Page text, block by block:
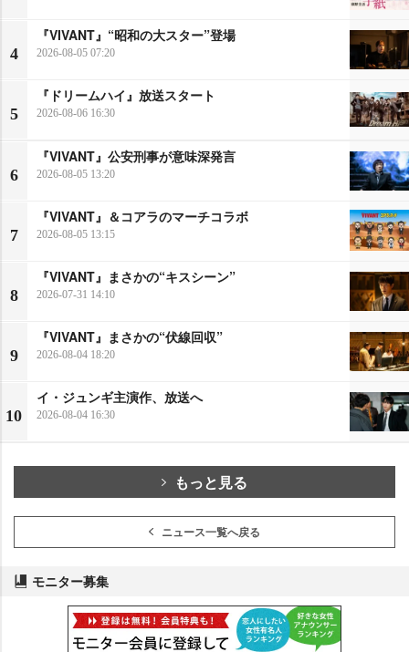
4
『VIVANT』“昭和の大スター”登場
2026-08-05 07:20
5
『ドリームハイ』放送スタート
2026-08-06 16:30
6
『VIVANT』公安刑事が意味深発言
2026-08-05 13:20
7
『VIVANT』＆コアラのマーチコラボ
2026-08-05 13:15
8
『VIVANT』まさかの“キスシーン”
2026-07-31 14:10
9
『VIVANT』まさかの“伏線回収”
2026-08-04 18:20
10
イ・ジュンギ主演作、放送へ
2026-08-04 16:30
もっと見る
ニュース一覧へ戻る
モニター募集